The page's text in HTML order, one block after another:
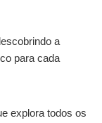
a
para cada
explora todos os